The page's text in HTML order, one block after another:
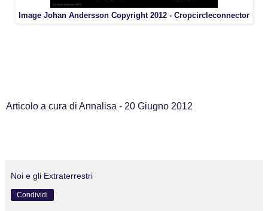
Image Johan Andersson Copyright 2012 - Cropcircleconnector
Articolo a cura di Annalisa - 20 Giugno 2012
Noi e gli Extraterrestri
Condividi